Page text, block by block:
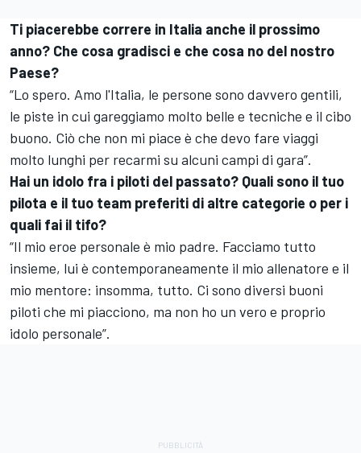
Ti piacerebbe correre in Italia anche il prossimo
anno? Che cosa gradisci e che cosa no del nostro
Paese?
“Lo spero. Amo l'Italia, le persone sono davvero gentili,
le piste in cui gareggiamo molto belle e tecniche e il cibo
buono. Ciò che non mi piace è che devo fare viaggi
molto lunghi per recarmi su alcuni campi di gara”.
Hai un idolo fra i piloti del passato? Quali sono il tuo
pilota e il tuo team preferiti di altre categorie o per i
quali fai il tifo?
“Il mio eroe personale è mio padre. Facciamo tutto
insieme, lui è contemporaneamente il mio allenatore e il
mio mentore: insomma, tutto. Ci sono diversi buoni
piloti che mi piacciono, ma non ho un vero e proprio
idolo personale”.